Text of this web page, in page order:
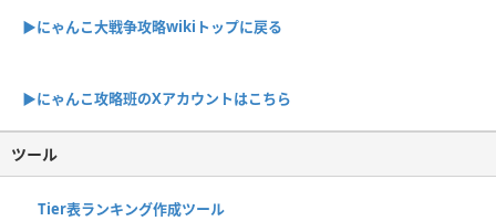
▶︎にゃんこ大戦争攻略wikiトップに戻る
▶︎にゃんこ攻略班のXアカウントはこちら
ツール
Tier表ランキング作成ツール